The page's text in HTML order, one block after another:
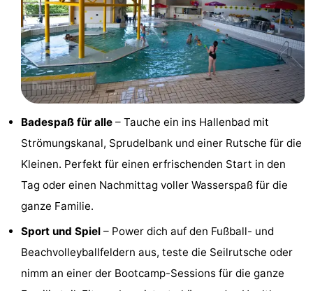
Reitschulen
Golfplatze
Sportangeln
Mondriaan
Toorop
Essen
und
Veranstaltungen
Praktisch
Badespaß für alle – Tauche ein ins Hallenbad mit
Strömungskanal, Sprudelbank und einer Rutsche für die
Kleinen. Perfekt für einen erfrischenden Start in den
Tag oder einen Nachmittag voller Wasserspaß für die
ganze Familie.
Sport und Spiel – Power dich auf den Fußball- und
Beachvolleyballfeldern aus, teste die Seilrutsche oder
nimm an einer der Bootcamp-Sessions für die ganze